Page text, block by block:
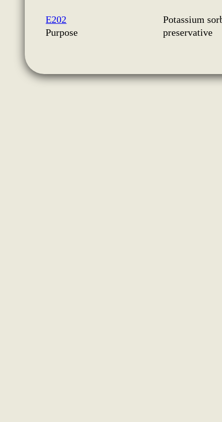
E202
Potassium
Purpose
preservative